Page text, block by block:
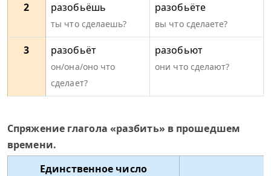
2 разобьёшь
ты что сделаешь?
разобьёте
вы что сделаете?
3 разобьёт
он/она/оно что
сделает?
разобьют
они что сделают?
Спряжение глагола «разбить» в прошедшем
времени.
Единственное число